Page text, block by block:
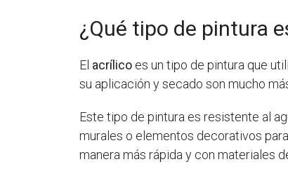
¿Qué tipo de pintura
El acrílico es un tipo de pintura que
su aplicación y secado son mucho
Este tipo de pintura es resistente al
murales o elementos decorativos
manera más rápida y con materiales